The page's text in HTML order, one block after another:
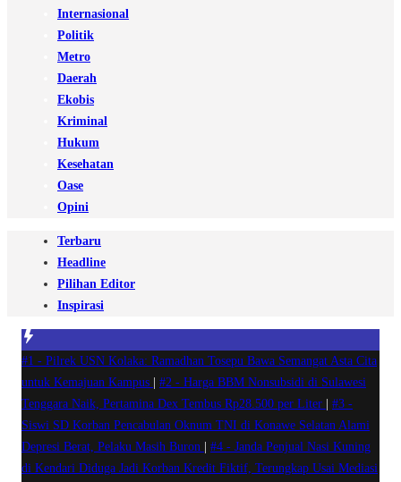
Internasional
Politik
Metro
Daerah
Ekobis
Kriminal
Hukum
Kesehatan
Oase
Opini
Terbaru
Headline
Pilihan Editor
Inspirasi
#1 - Pilrek USN Kolaka: Ramadhan Tosepu Bawa Semangat Asta Cita
untuk Kemajuan Kampus
#2 - Harga BBM Nonsubsidi di Sulawesi
Tenggara Naik, Pertamina Dex Tembus Rp28.500 per Liter
#3 -
Siswi SD Korban Pencabulan Oknum TNI di Konawe Selatan Alami
Depresi Berat, Pelaku Masih Buron
#4 - Janda Penjual Nasi Kuning
di Kendari Diduga Jadi Korban Kredit Fiktif, Terungkap Usai Mediasi